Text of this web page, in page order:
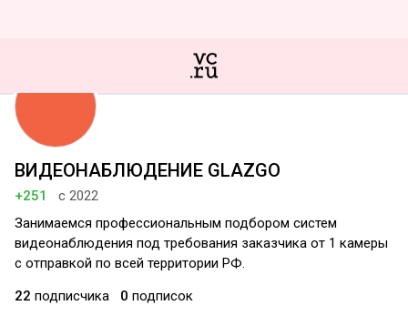
ВИДЕОНАБЛЮДЕНИЕ GLAZGO
+251
с 2022
Занимаемся профессиональным подбором систем
видеонаблюдения под требования заказчика от 1 камеры
с отправкой по всей территории РФ.
22 подписчика 0 подписок